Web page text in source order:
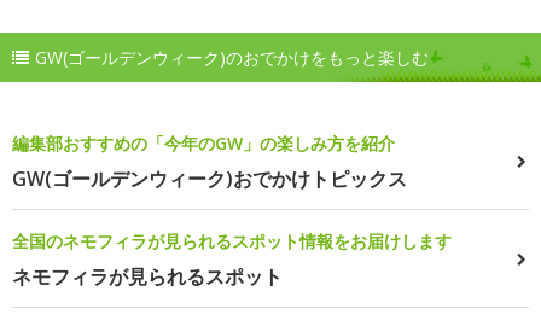
GW(ゴールデンウィーク)のおでかけをもっと楽しむ
編集部おすすめの「今年のGW」の楽しみ方を紹介
GW(ゴールデンウィーク)おでかけトピックス
全国のネモフィラが見られるスポット情報をお届けします
ネモフィラが見られるスポット